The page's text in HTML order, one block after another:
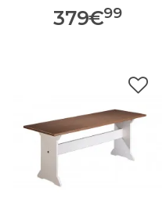
379€99